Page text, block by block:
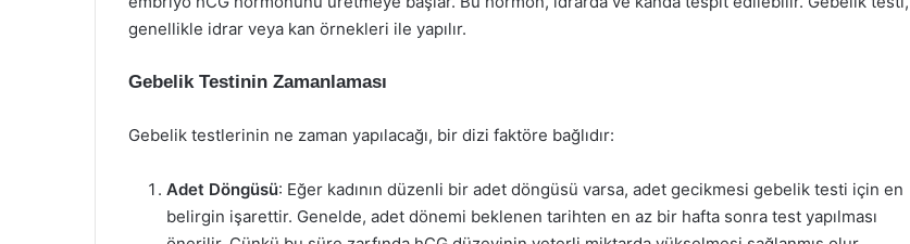
genellikle idrar veya kan örnekleri ile yapılır.
Gebelik Testinin Zamanlaması
Gebelik testlerinin ne zaman yapılacağı, bir dizi faktöre bağlıdır:
Adet Döngüsü: Eğer kadının düzenli bir adet döngüsü varsa, adet gecikmesi gebelik testi için en
belirgin işarettir. Genelde, adet dönemi beklenen tarihten en az bir hafta sonra test yapılması